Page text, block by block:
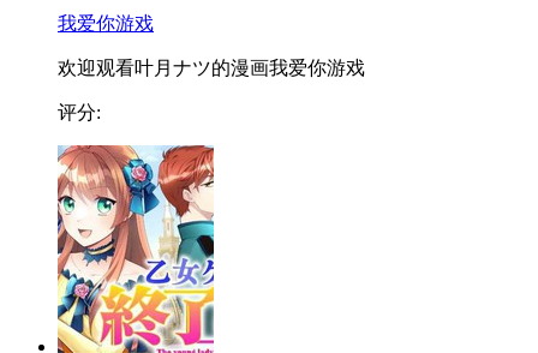
我爱你游戏
欢迎观看叶月ナツ的漫画我爱你游戏
评分: